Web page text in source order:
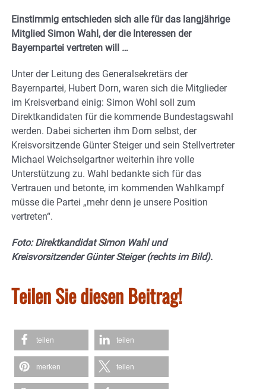
Einstimmig entschieden sich alle für das langjährige
Mitglied Simon Wahl, der die Interessen der
Bayernpartei vertreten will …
Unter der Leitung des Generalsekretärs der
Bayernpartei, Hubert Dorn, waren sich die Mitglieder
im Kreisverband einig: Simon Wohl soll zum
Direktkandidaten für die kommende Bundestagswahl
werden. Dabei sicherten ihm Dorn selbst, der
Kreisvorsitzende Günter Steiger und sein Stellvertreter
Michael Weichselgartner weiterhin ihre volle
Unterstützung zu. Wahl bedankte sich für das
Vertrauen und betonte, im kommenden Wahlkampf
müsse die Partei „mehr denn je unsere Position
vertreten“.
Foto: Direktkandidat Simon Wahl und
Kreisvorsitzender Günter Steiger (rechts im Bild).
Teilen Sie diesen Beitrag!
teilen teilen
merken teilen